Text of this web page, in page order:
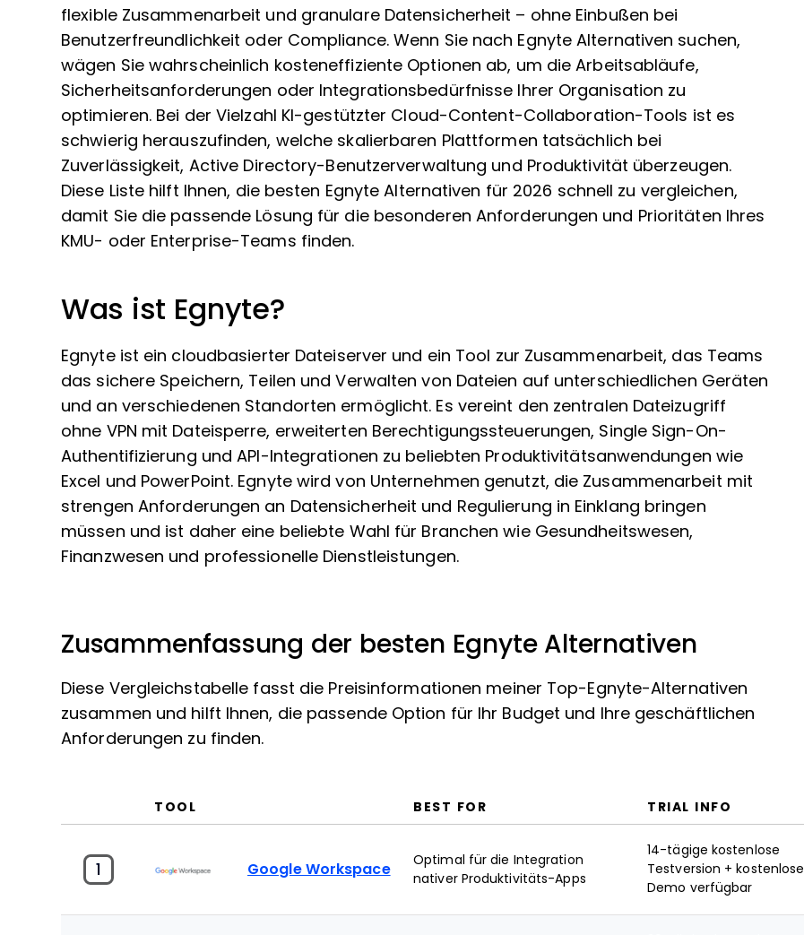
flexible Zusammenarbeit und granulare Datensicherheit – ohne Einbußen bei
Benutzerfreundlichkeit oder Compliance. Wenn Sie nach Egnyte Alternativen suchen,
wägen Sie wahrscheinlich kosteneffiziente Optionen ab, um die Arbeitsabläufe,
Sicherheitsanforderungen oder Integrationsbedürfnisse Ihrer Organisation zu
optimieren. Bei der Vielzahl KI-gestützter Cloud-Content-Collaboration-Tools ist es
schwierig herauszufinden, welche skalierbaren Plattformen tatsächlich bei
Zuverlässigkeit, Active Directory-Benutzerverwaltung und Produktivität überzeugen.
Diese Liste hilft Ihnen, die besten Egnyte Alternativen für 2026 schnell zu vergleichen,
damit Sie die passende Lösung für die besonderen Anforderungen und Prioritäten Ihres
KMU- oder Enterprise-Teams finden.
Was ist Egnyte?
Egnyte ist ein cloudbasierter Dateiserver und ein Tool zur Zusammenarbeit, das Teams
das sichere Speichern, Teilen und Verwalten von Dateien auf unterschiedlichen Geräten
und an verschiedenen Standorten ermöglicht. Es vereint den zentralen Dateizugriff
ohne VPN mit Dateisperre, erweiterten Berechtigungssteuerungen, Single Sign-On-
Authentifizierung und API-Integrationen zu beliebten Produktivitätsanwendungen wie
Excel und PowerPoint. Egnyte wird von Unternehmen genutzt, die Zusammenarbeit mit
strengen Anforderungen an Datensicherheit und Regulierung in Einklang bringen
müssen und ist daher eine beliebte Wahl für Branchen wie Gesundheitswesen,
Finanzwesen und professionelle Dienstleistungen.
Zusammenfassung der besten Egnyte Alternativen
Diese Vergleichstabelle fasst die Preisinformationen meiner Top-Egnyte-Alternativen
zusammen und hilft Ihnen, die passende Option für Ihr Budget und Ihre geschäftlichen
Anforderungen zu finden.
TOOL BEST FOR TRIAL INFO
1 Google Workspace
Optimal für die Integration
nativer Produktivitäts-Apps
14-tägige kostenlose
Testversion + kostenlose
Demo verfügbar